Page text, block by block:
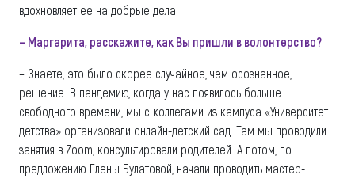
вдохновляет ее на добрые дела.
– Маргарита, расскажите, как Вы пришли в волонтерство?
– Знаете, это было скорее случайное, чем осознанное,
решение. В пандемию, когда у нас появилось больше
свободного времени, мы с коллегами из кампуса «Университет
детства» организовали онлайн-детский сад. Там мы проводили
занятия в Zoom, консультировали родителей. А потом, по
предложению Елены Булатовой, начали проводить мастер-